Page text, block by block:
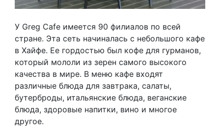
У Greg Cafe имеется 90 филиалов по всей
стране. Эта сеть начиналась с небольшого кафе
в Хайфе. Ее гордостью был кофе для гурманов,
который мололи из зерен самого высокого
качества в мире. В меню кафе входят
различные блюда для завтрака, салаты,
бутерброды, итальянские блюда, веганские
блюда, здоровые напитки, вино и многое
другое.